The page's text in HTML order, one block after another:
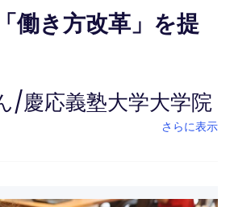
働き方改革」を提
/慶応義塾大学大学院
さらに表示